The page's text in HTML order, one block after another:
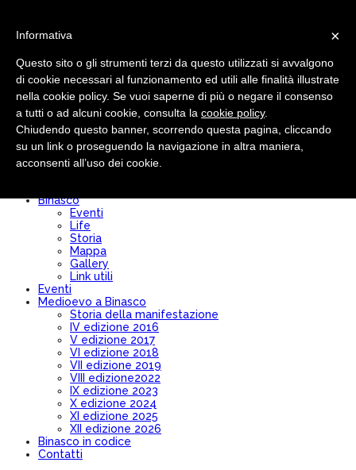
Pro loco
Chi siamo
Comitato Direttivo
Modulo Iscrizione/Rinnovo
Diventa socio
Convenzioni
Binasco
Eventi
Life
Storia
Mappa
Gallery
Link utili
Eventi
Medioevo a Binasco
Storia della manifestazione
IV edizione 2016
V edizione 2017
VI edizione 2018
VII edizione 2019
VIII edizione2022
IX edizione 2023
X edizione 2024
XI edizione 2025
XII edizione 2026
Binasco in codice
Contatti
×
Informativa
Questo sito o gli strumenti terzi da questo utilizzati si avvalgono
di cookie necessari al funzionamento ed utili alle finalità illustrate
nella cookie policy. Se vuoi saperne di più o negare il consenso
a tutti o ad alcuni cookie, consulta la cookie policy.
Chiudendo questo banner, scorrendo questa pagina, cliccando
su un link o proseguendo la navigazione in altra maniera,
acconsenti all’uso dei cookie.